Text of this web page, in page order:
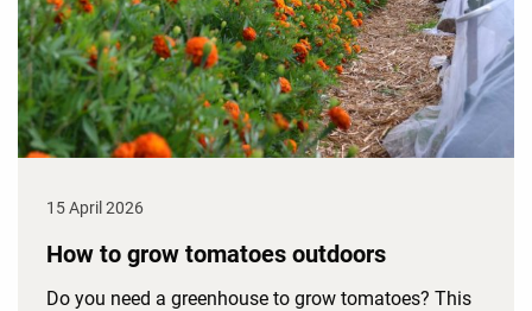
15 April 2026
How to grow tomatoes outdoors
Do you need a greenhouse to grow tomatoes? This